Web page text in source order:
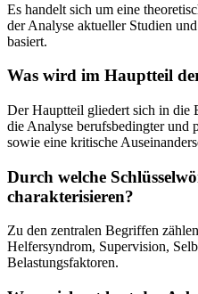
Es handelt sich um eine
der Analyse aktueller Studien
basiert.
Was wird im Hauptteil
Der Hauptteil gliedert sich in die
die Analyse berufsbedingter und
sowie eine kritische
Durch welche
charakterisieren?
Zu den zentralen Begriffen
Helfersyndrom, Supervision,
Belastungsfaktoren.